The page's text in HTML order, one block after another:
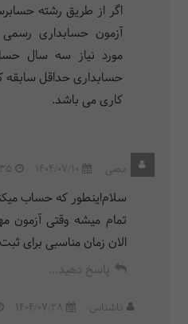
اگر از طریق رشته
آزمون حسابداری
مورد نیاز سه سال
کاری می باشد.
مصی 1404/07/10
الان زمان مناسبی برای
پاسخ دهید...
ناشناس 1404/07/28